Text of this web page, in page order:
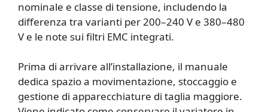
nominale e classe di tensione, includendo la
differenza tra varianti per 200–240 V e 380–480
V e le note sui filtri EMC integrati.
Prima di arrivare all’installazione, il manuale
dedica spazio a movimentazione, stoccaggio e
gestione di apparecchiature di taglia maggiore.